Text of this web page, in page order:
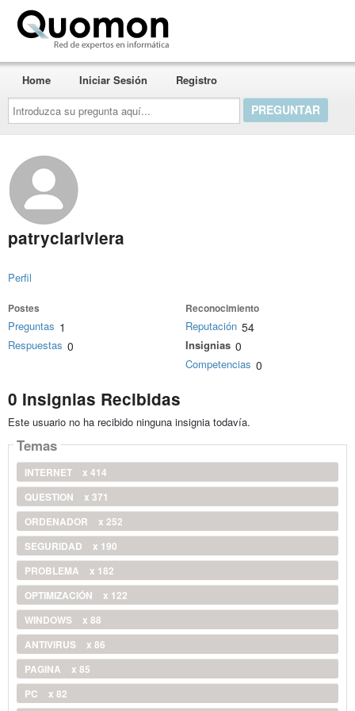
Introduzca
su
pregunta
aquí...
Home Iniciar Sesión Registro
patryciariviera
Perfil
Postes
Preguntas 1
Respuestas 0
Reconocimiento
Reputación 54
Insignias 0
Competencias 0
0 Insignias Recibidas
Este usuario no ha recibido ninguna insignia todavía.
Temas
INTERNET
x 414
QUESTION
x 371
ORDENADOR
x 252
SEGURIDAD
x 190
PROBLEMA
x 182
OPTIMIZACIÓN
x 122
WINDOWS
x 88
ANTIVIRUS
x 86
PAGINA
x 85
PC
x 82